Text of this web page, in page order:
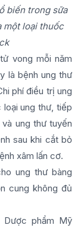
biến trong sữa
một loại thuốc
vong mỗi năm
là bệnh ung thư
phí điều trị ung
ung thư, tiếp
ung thư tuyến
sau khi cắt bỏ
xâm lấn cơ.
ung thư bàng
cung không đủ
Dược phẩm Mỹ